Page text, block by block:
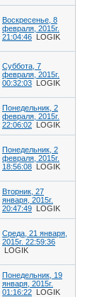
Воскресенье, 8
февраля, 2015г.
21:04:46 LOGIK
Суббота, 7
февраля, 2015г.
00:32:03 LOGIK
Понедельник, 2
февраля, 2015г.
22:06:02 LOGIK
Понедельник, 2
февраля, 2015г.
18:56:08 LOGIK
Вторник, 27
января, 2015г.
20:47:49 LOGIK
Среда, 21 января,
2015г. 22:59:36
LOGIK
Понедельник, 19
января, 2015г.
01:16:22 LOGIK